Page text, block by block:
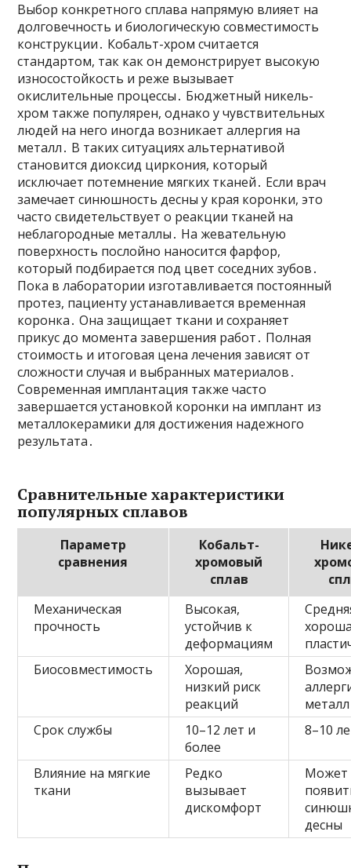
Выбор конкретного сплава напрямую влияет на
долговечность и биологическую совместимость
конструкции․ Кобальт-хром считается
стандартом, так как он демонстрирует высокую
износостойкость и реже вызывает
окислительные процессы․ Бюджетный никель-
хром также популярен, однако у чувствительных
людей на него иногда возникает аллергия на
металл․ В таких ситуациях альтернативой
становится диоксид циркония, который
исключает потемнение мягких тканей․ Если врач
замечает синюшность десны у края коронки, это
часто свидетельствует о реакции тканей на
неблагородные металлы․ На жевательную
поверхность послойно наносится фарфор,
который подбирается под цвет соседних зубов․
Пока в лаборатории изготавливается постоянный
протез, пациенту устанавливается временная
коронка․ Она защищает ткани и сохраняет
прикус до момента завершения работ․ Полная
стоимость и итоговая цена лечения зависят от
сложности случая и выбранных материалов․
Современная имплантация также часто
завершается установкой коронки на имплант из
металлокерамики для достижения надежного
результата․
Сравнительные характеристики
популярных сплавов
Параметр
сравнения
Кобальт-
хромовый
сплав
Механическая
прочность
Высокая,
устойчив к
деформациям
Биосовместимость
Хорошая,
низкий риск
реакций
металл
Срок службы
10–12 лет и
более
8–10
Влияние на мягкие
ткани
Редко
вызывает
дискомфорт
Может
десны